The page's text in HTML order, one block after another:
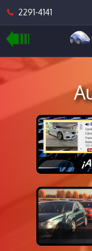
2291-4141